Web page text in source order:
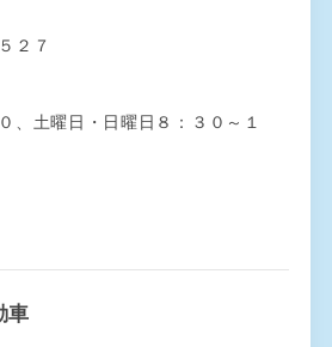
２７
、土曜日・日曜日８：３０～１
車